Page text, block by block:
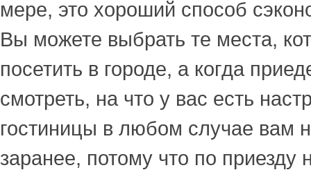
мере, это хороший способ
Вы можете выбрать те места,
посетить в городе, а когда
смотреть, на что у вас есть
гостиницы в любом случае вам
заранее, потому что по приезду